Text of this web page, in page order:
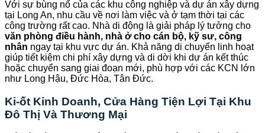
Với sự bùng nổ của các khu công nghiệp và dự án xây dựng
tại Long An, nhu cầu về nơi làm việc và ở tạm thời tại các
công trường rất cao. Nhà di động là giải pháp lý tưởng cho
văn phòng điều hành, nhà ở cho cán bộ, kỹ sư, công
nhân ngay tại khu vực dự án. Khả năng di chuyển linh hoạt
giúp tiết kiệm chi phí xây dựng và di dời khi dự án kết thúc
hoặc chuyển sang giai đoạn mới, phù hợp với các KCN lớn
như Long Hậu, Đức Hòa, Tân Đức.
Ki-ốt Kinh Doanh, Cửa Hàng Tiện Lợi Tại Khu
Đô Thị Và Thương Mại